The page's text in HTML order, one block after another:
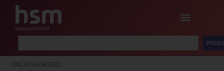
UNCATEGORIZED